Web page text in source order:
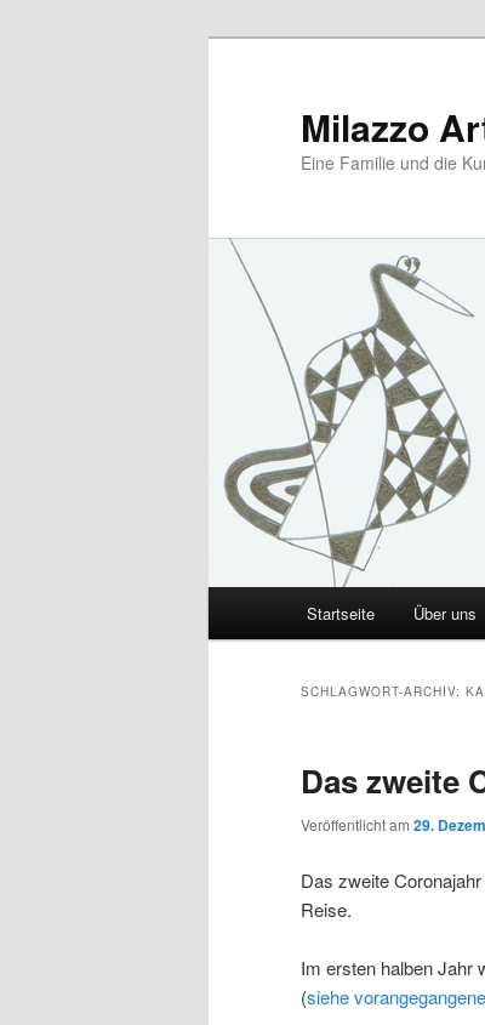
Milazzo
Eine Familie und die
Startseite Über uns
SCHLAGWORT-ARCHIV:
Das zweite
Veröffentlicht am 29.
Das zweite
Reise.
Im ersten halben Jahr
(siehe